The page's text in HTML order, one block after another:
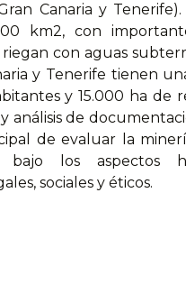
Canaria y
km2, con
con aguas
y Tenerife tienen
y 15.000 ha de
análisis de
de evaluar la
los aspectos
sociales y éticos.